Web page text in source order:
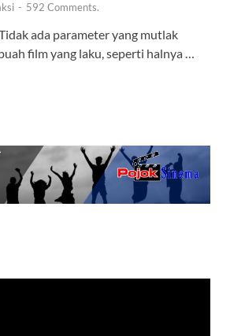
- 592 Comments.
ada parameter yang mutlak
film yang laku, seperti halnya …